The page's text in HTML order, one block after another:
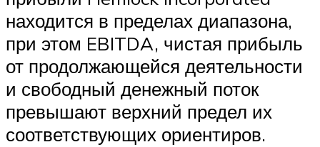
находится в пределах диапазона,
при этом EBITDA, чистая прибыль
от продолжающейся деятельности
и свободный денежный поток
превышают верхний предел их
соответствующих ориентиров.